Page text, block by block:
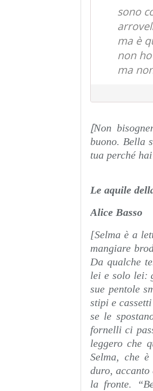
sono
ma è
non
ma
[Non
buono. Bella
tua perché
Le aquile
Alice Basso
[Selma è a
mangiare
Da qualche
lei e solo lei:
sue pentole
stipi e
se le
fornelli ci
leggero che
Selma, che
duro,
la fronte.